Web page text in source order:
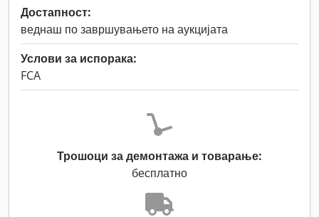
Достапност:
веднаш по завршувањето на аукцијата
Услови за испорака:
FCA
Трошоци за демонтажа и товарање:
бесплатно